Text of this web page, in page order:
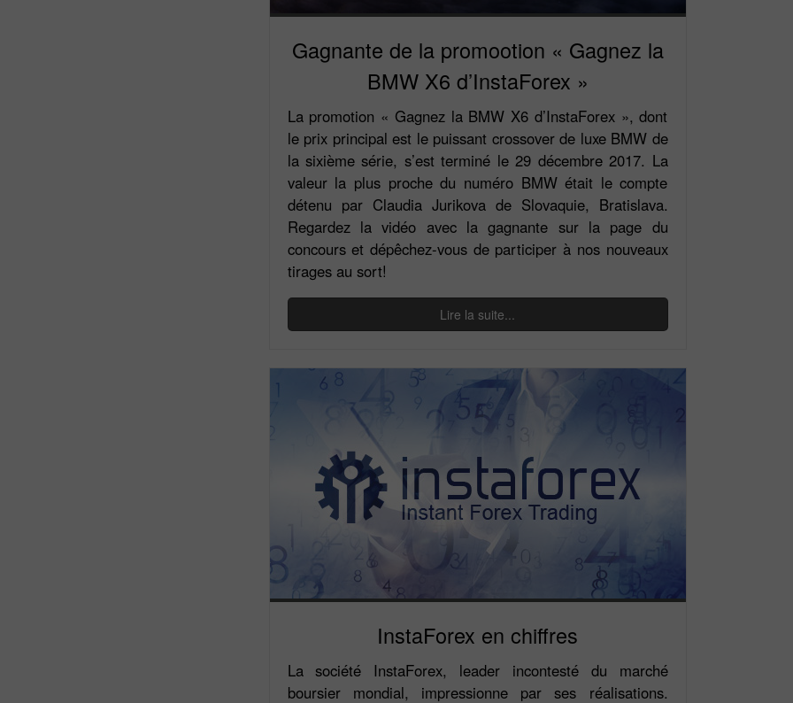
Gagnante de la promootion « Gagnez la
BMW X6 d’InstaForex »
La promotion « Gagnez la BMW X6 d’InstaForex », dont
le prix principal est le puissant crossover de luxe BMW de
la sixième série, s’est terminé le 29 décembre 2017. La
valeur la plus proche du numéro BMW était le compte
détenu par Claudia Jurikova de Slovaquie, Bratislava.
Regardez la vidéo avec la gagnante sur la page du
concours et dépêchez-vous de participer à nos nouveaux
tirages au sort!
Lire la suite...
InstaForex en chiffres
La société InstaForex, leader incontesté du marché
boursier mondial, impressionne par ses réalisations.